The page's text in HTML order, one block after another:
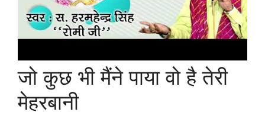
जो कुछ भी मैंने पाया वो है तेरी
मेहरबानी